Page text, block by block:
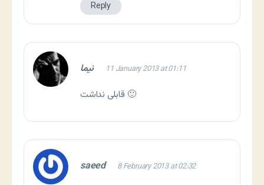
Reply
نیما 11 January 2013 at 01:11
قابلی نداشت 🙂
saeed 8 February 2013 at 02:32